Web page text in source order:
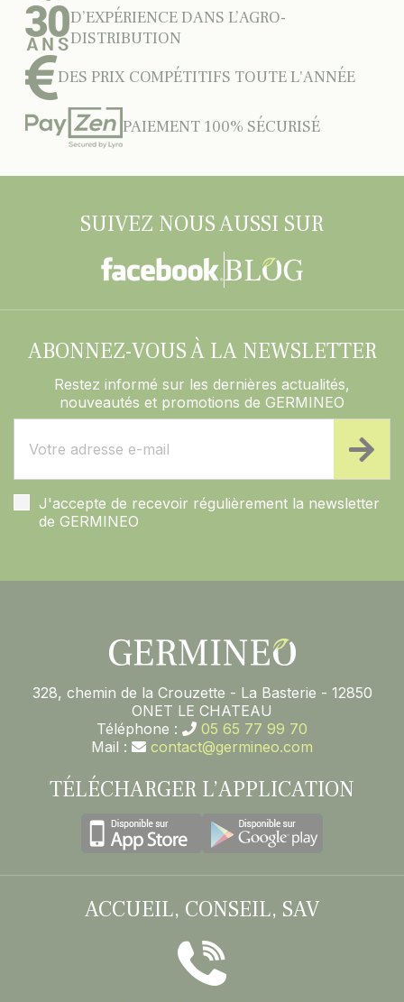
D’EXPÉRIENCE DANS L’AGRO-
DISTRIBUTION
DES PRIX COMPÉTITIFS TOUTE L'ANNÉE
PAIEMENT 100% SÉCURISÉ
SUIVEZ NOUS AUSSI SUR
ABONNEZ-VOUS À LA NEWSLETTER
Restez informé sur les dernières actualités,
nouveautés et promotions de GERMINEO
J'accepte de recevoir régulièrement la newsletter
de GERMINEO
328, chemin de la Crouzette - La Basterie - 12850
ONET LE CHATEAU
Téléphone :
05 65 77 99 70
Mail :
contact@germineo.com
TÉLÉCHARGER L’APPLICATION
ACCUEIL, CONSEIL, SAV